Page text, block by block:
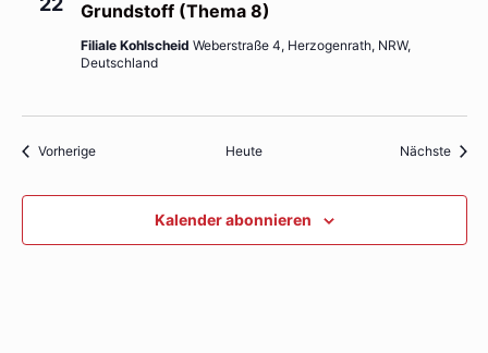
Grundstoff (Thema 8)
Filiale Kohlscheid Weberstraße 4, Herzogenrath, NRW,
Deutschland
VorherigeVeranstaltungen Heute Nächste
Kalender abonnieren